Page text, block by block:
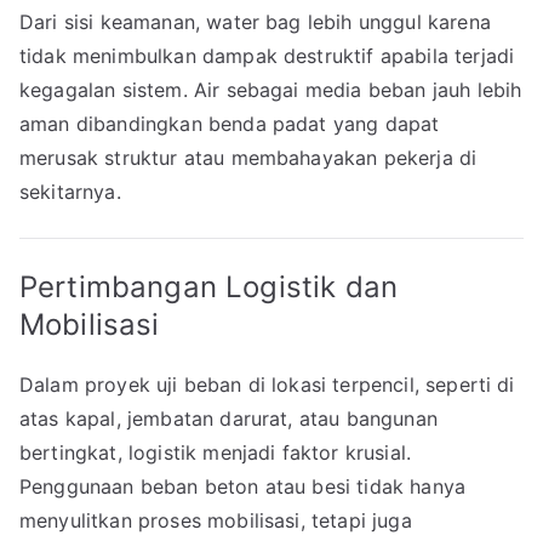
Dari sisi keamanan, water bag lebih unggul karena
tidak menimbulkan dampak destruktif apabila terjadi
kegagalan sistem. Air sebagai media beban jauh lebih
aman dibandingkan benda padat yang dapat
merusak struktur atau membahayakan pekerja di
sekitarnya.
Pertimbangan Logistik dan
Mobilisasi
Dalam proyek uji beban di lokasi terpencil, seperti di
atas kapal, jembatan darurat, atau bangunan
bertingkat, logistik menjadi faktor krusial.
Penggunaan beban beton atau besi tidak hanya
menyulitkan proses mobilisasi, tetapi juga